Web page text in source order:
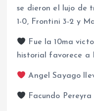
se dieron el lujo de
1-0, Frontini 3-2 y
Fue la 10ma
historial favorece a
Angel Sayago
Facundo Pereyra